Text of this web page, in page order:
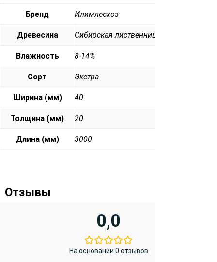
Бренд Илимлесхоз
Древесина Сибирская лиственница
Влажность 8-14%
Сорт Экстра
Ширина (мм) 40
Толщина (мм) 20
Длина (мм) 3000
Отзывы
0,0
На основании 0 отзывов